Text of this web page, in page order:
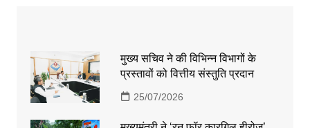
मुख्य सचिव ने की विभिन्न विभागों के
प्रस्तावों को वित्तीय संस्तुति प्रदान
25/07/2026